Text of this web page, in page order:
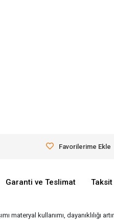
Favorilerime Ekle
Garanti ve Teslimat
materyal kullanımı, dayanıklılığı